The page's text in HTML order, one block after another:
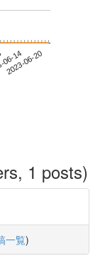
14
2023-06-20
1 posts)
一覧)